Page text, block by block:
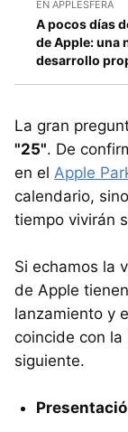
EN APPLESFERA
A pocos días
de Apple: una
desarrollo
La gran
"25". De
en el Apple
calendario,
tiempo vivirán
Si echamos la
de Apple
lanzamiento y
coincide con
siguiente.